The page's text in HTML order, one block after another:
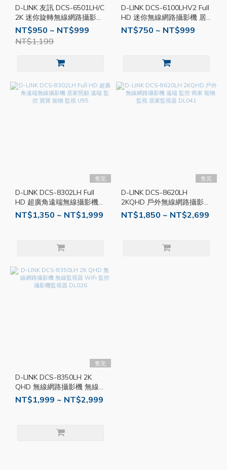
D-LINK 友訊 DCS-6501LH/C
2K 迷你旋轉無線網路攝影機
DL085
NT$950 ~ NT$999
NT$1,199
D-LINK DCS-6100LHV2 Full
HD 迷你無線網路攝影機 居
家監視器 監控 攝影機 監視
器 DL060
NT$750 ~ NT$999
售完
D-LINK DCS-8302LH Full
HD 超廣角遠端無線攝影機
居家照顧 遠端 監控 寶寶 寵
物 監視 U95
NT$1,350 ~ NT$1,999
售完
D-LINK DCS-8620LH
2KQHD 戶外無線網路攝影機
遠端 監控 商家 寵物 監視 居
家監視器 DL041
NT$1,850 ~ NT$2,699
售完
D-LINK DCS-8350LH 2K
QHD 無線網路攝影機 無線監
視器 WiFi 監控 攝影機監視
器 DL026
NT$1,999 ~ NT$2,999